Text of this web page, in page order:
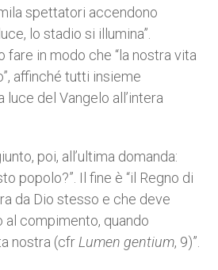
spettatori accendono
lo stadio si illumina”.
fare in modo che “la nostra vita
affinché tutti insieme
luce del Vangelo all’intera
poi, all’ultima domanda:
popolo?”. Il fine è “il Regno di
da Dio stesso e che deve
al compimento, quando
nostra (cfr Lumen gentium, 9)”.